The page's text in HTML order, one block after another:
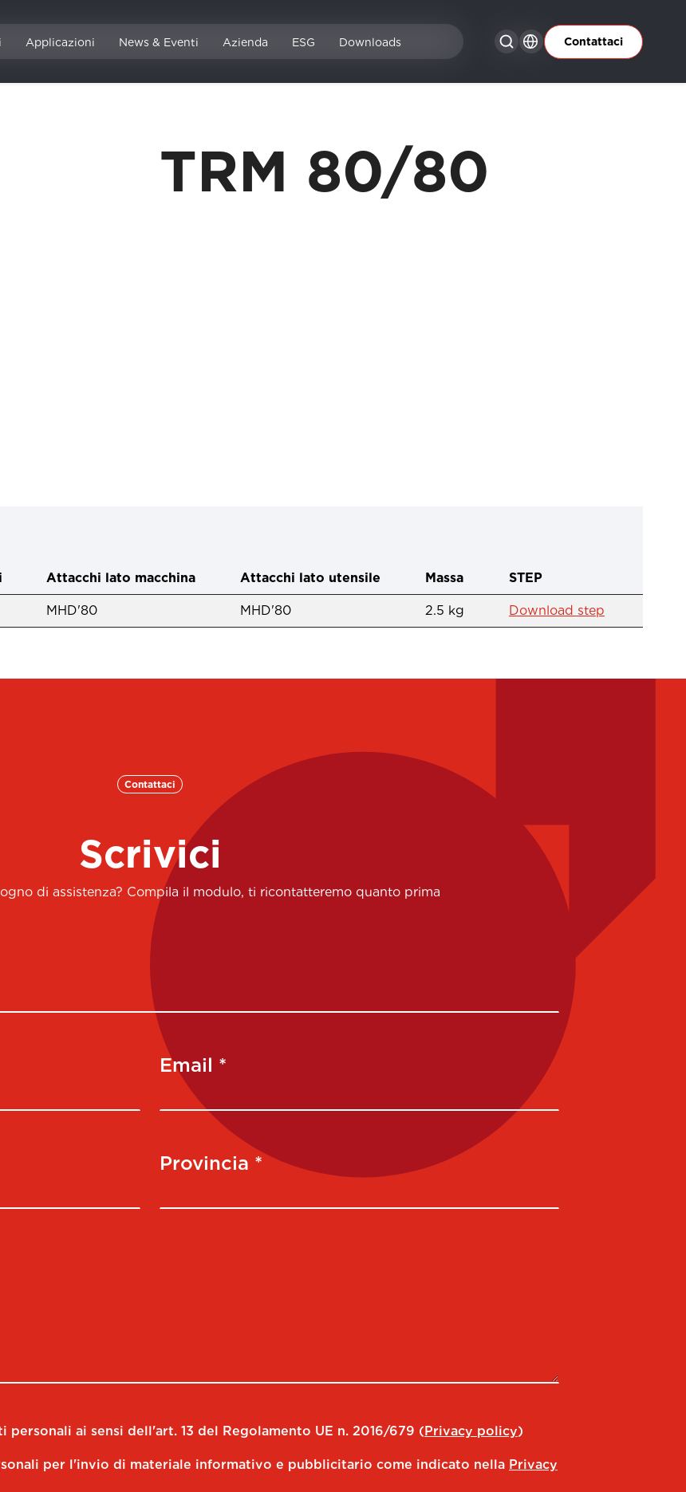
Applicazioni News & Eventi Azienda ESG Downloads Contattaci
TRM 80/80
Attacchi lato macchina Attacchi lato utensile Massa STEP
MHD'80 MHD'80 2.5 kg Download step
Contattaci
Scrivici
di assistenza? Compila il modulo, ti ricontatteremo quanto prima
Email *
Provincia *
ai sensi dell'art. 13 del Regolamento UE n. 2016/679 (Privacy policy)
per l'invio di materiale informativo e pubblicitario come indicato nella Privacy